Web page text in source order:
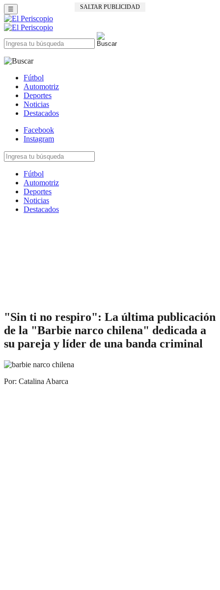
SALTAR PUBLICIDAD
☰
Fútbol
Automotriz
Deportes
Noticias
Destacados
Facebook
Instagram
Fútbol
Automotriz
Deportes
Noticias
Destacados
"Sin ti no respiro": La última publicación
de la "Barbie narco chilena" dedicada a
su pareja y líder de una banda criminal
Por: Catalina Abarca